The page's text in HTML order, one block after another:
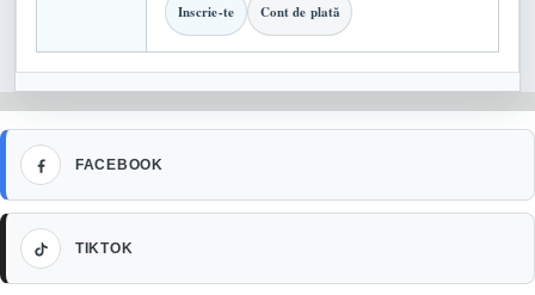
Inscrie-te Cont de plată
FACEBOOK
Facebook
TIKTOK
TikTok